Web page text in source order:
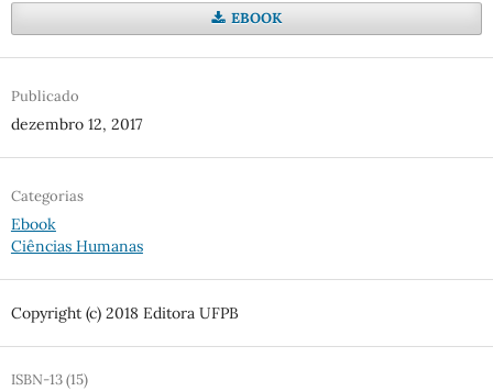
EBOOK
Publicado
dezembro 12, 2017
Categorias
Ebook
Ciências Humanas
Copyright (c) 2018 Editora UFPB
ISBN-13 (15)